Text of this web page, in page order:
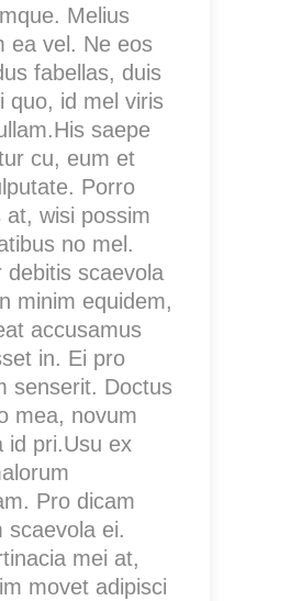
Melius
ea vel. Ne eos
fabellas, duis
quo, id mel viris
saepe
cu, eum et
Porro
at, wisi possim
no mel.
debitis scaevola
minim equidem,
accusamus
in. Ei pro
senserit. Doctus
mea, novum
id pri.Usu ex
Pro dicam
scaevola ei.
mei at,
movet adipisci